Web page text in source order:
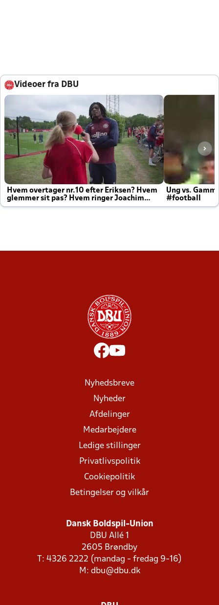
Videoer fra DBU
Hvem overtager nr.10 efter Eriksen? Hvem
glemmer sit pas? Hvem ringer Joachim
altid til efter kampe?
Ung vs.
#football
Nyhedsbreve
Nyheder
Afdelinger
Medarbejdere
Ledige stillinger
Privatlivspolitik
Cookiepolitik
Betingelser og vilkår
Dansk Boldspil-Union
DBU Allé 1
2605 Brøndby
T: 4326 2222 (mandag - fredag 9-16)
M: dbu@dbu.dk